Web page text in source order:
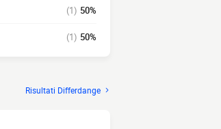
(1) 50%
(1) 50%
Risultati Differdange